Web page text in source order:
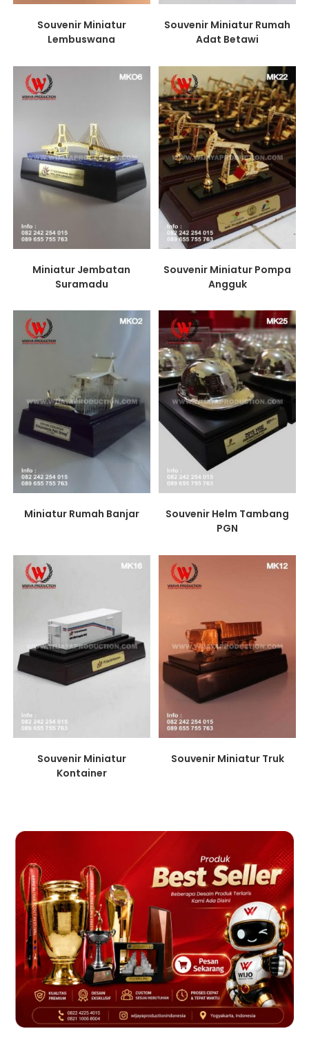
Souvenir Miniatur
Lembuswana
Souvenir Miniatur Rumah
Adat Betawi
Miniatur Jembatan
Suramadu
Souvenir Miniatur Pompa
Angguk
Miniatur Rumah Banjar
Souvenir Helm Tambang
PGN
Souvenir Miniatur
Kontainer
Souvenir Miniatur Truk